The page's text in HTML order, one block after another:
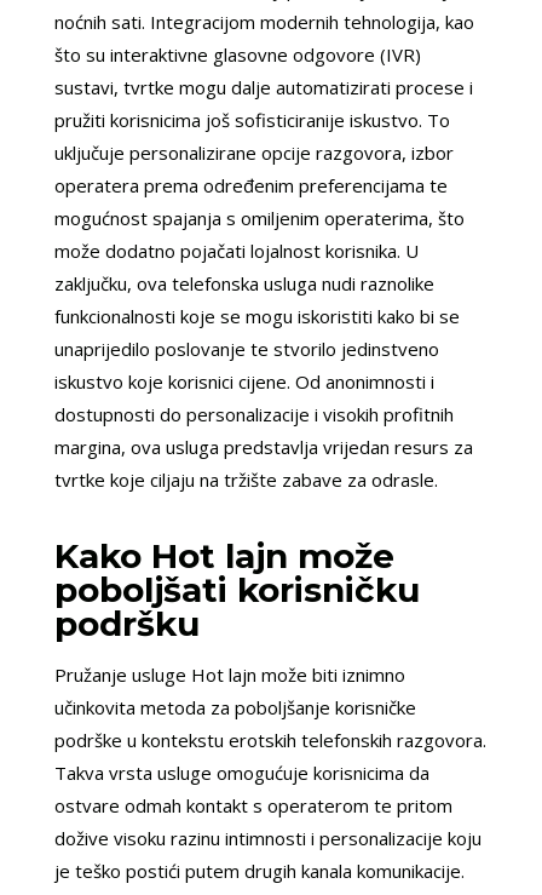
noćnih sati. Integracijom modernih tehnologija, kao
što su interaktivne glasovne odgovore (IVR)
sustavi, tvrtke mogu dalje automatizirati procese i
pružiti korisnicima još sofisticiranije iskustvo. To
uključuje personalizirane opcije razgovora, izbor
operatera prema određenim preferencijama te
mogućnost spajanja s omiljenim operaterima, što
može dodatno pojačati lojalnost korisnika. U
zaključku, ova telefonska usluga nudi raznolike
funkcionalnosti koje se mogu iskoristiti kako bi se
unaprijedilo poslovanje te stvorilo jedinstveno
iskustvo koje korisnici cijene. Od anonimnosti i
dostupnosti do personalizacije i visokih profitnih
margina, ova usluga predstavlja vrijedan resurs za
tvrtke koje ciljaju na tržište zabave za odrasle.
Kako Hot lajn može
poboljšati korisničku
podršku
Pružanje usluge Hot lajn može biti iznimno
učinkovita metoda za poboljšanje korisničke
podrške u kontekstu erotskih telefonskih razgovora.
Takva vrsta usluge omogućuje korisnicima da
ostvare odmah kontakt s operaterom te pritom
dožive visoku razinu intimnosti i personalizacije koju
je teško postići putem drugih kanala komunikacije.